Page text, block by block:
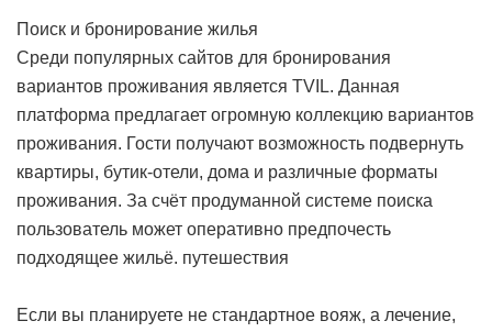
Поиск и бронирование жилья
Среди популярных сайтов для бронирования
вариантов проживания является TVIL. Данная
платформа предлагает огромную коллекцию вариантов
проживания. Гости получают возможность подвернуть
квартиры, бутик-отели, дома и различные форматы
проживания. За счёт продуманной системе поиска
пользователь может оперативно предпочесть
подходящее жильё. путешествия
Если вы планируете не стандартное вояж, а лечение,